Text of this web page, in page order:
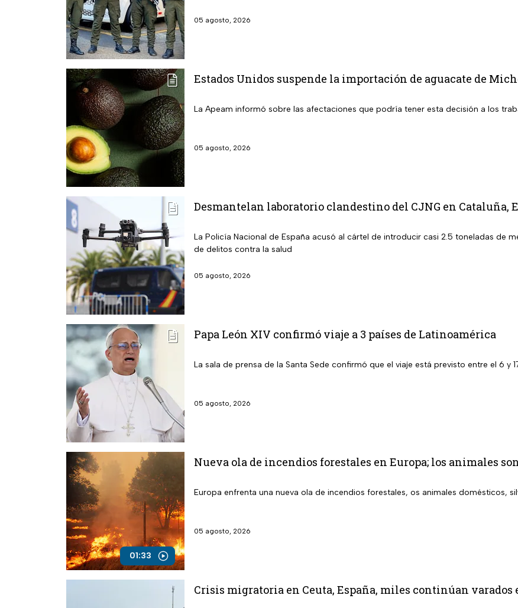
05 agosto, 2026
Estados Unidos suspende la importación de aguacate de
La Apeam informó sobre las afectaciones que podría tener esta decisión a los
05 agosto, 2026
Desmantelan laboratorio clandestino del CJNG en Cataluña,
La Policía Nacional de España acusó al cártel de introducir casi 2.5 toneladas de
de delitos contra la salud
05 agosto, 2026
Papa León XIV confirmó viaje a 3 países de Latinoamérica
La sala de prensa de la Santa Sede confirmó que el viaje está previsto entre el 6 y
05 agosto, 2026
01:33
Nueva ola de incendios forestales en Europa; los animales
Europa enfrenta una nueva ola de incendios forestales, os animales domésticos,
05 agosto, 2026
Crisis migratoria en Ceuta, España, miles continúan varados